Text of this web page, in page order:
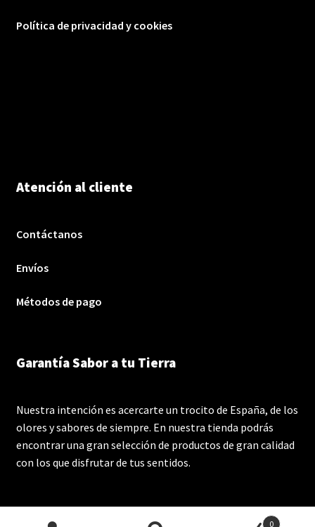
Política de privacidad y cookies
Atención al cliente
Contáctanos
Envíos
Métodos de pago
Garantía Sabor a tu Tierra
Nuestra intención es acercarte un trocito de España, de los
olores y sabores de siempre. En nuestra tienda podrás
encontrar una gran selección de productos de gran calidad
con los que disfrutar de tus sentidos.
0